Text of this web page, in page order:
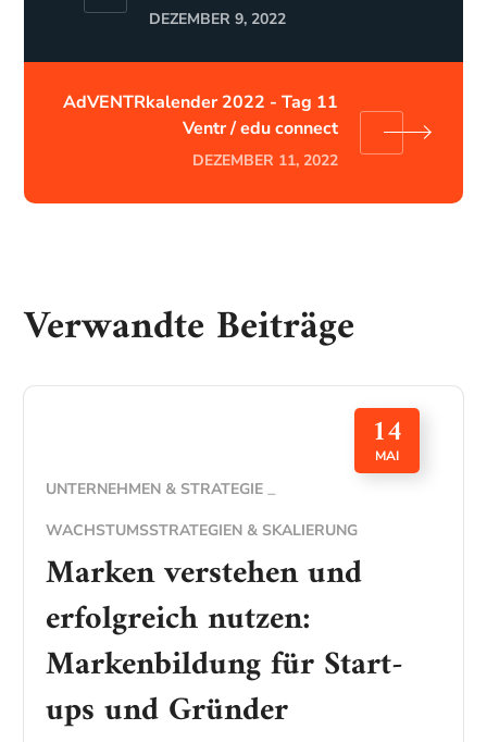
DEZEMBER 9, 2022
AdVENTRkalender 2022 - Tag 11
Ventr / edu connect
DEZEMBER 11, 2022
Verwandte Beiträge
14
MAI
UNTERNEHMEN & STRATEGIE
WACHSTUMSSTRATEGIEN & SKALIERUNG
Marken verstehen und
erfolgreich nutzen:
Markenbildung für Start-
ups und Gründer